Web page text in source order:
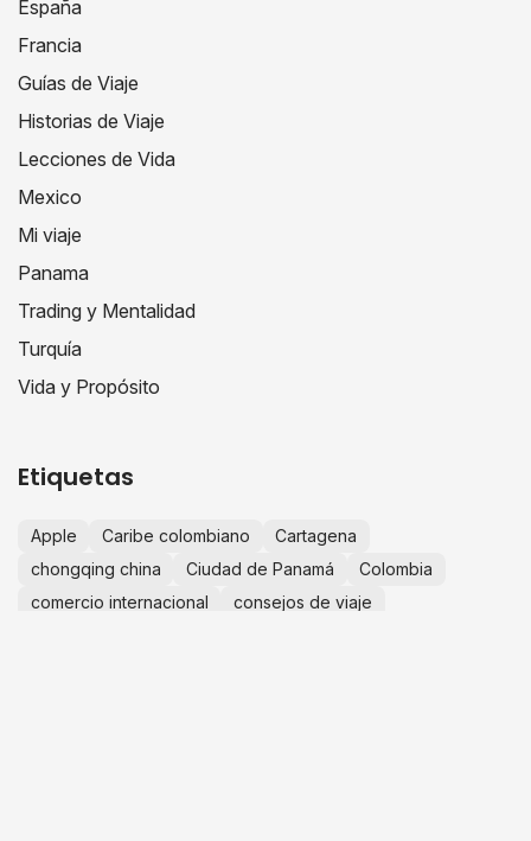
España
Francia
Guías de Viaje
Historias de Viaje
Lecciones de Vida
Mexico
Mi viaje
Panama
Trading y Mentalidad
Turquía
Vida y Propósito
Etiquetas
Apple Caribe colombiano
Cartagena
chongqing china
Ciudad de Panamá
Colombia
comercio internacional
consejos de viaje